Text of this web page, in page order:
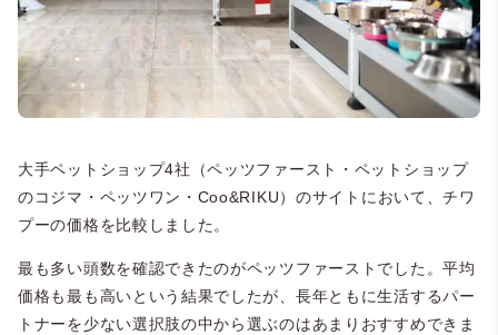
大手ペットショップ4社（ペッツファースト・ペットショップ
のコジマ・ペッツワン・Coo&RIKU）のサイトにおいて、チワ
プーの価格を比較しました。
最も多い頭数を確認できたのがペッツファーストでした。平均
価格も最も高いという結果でしたが、長年ともに生活するパー
トナーを少ない選択肢の中から選ぶのはあまりおすすめできま